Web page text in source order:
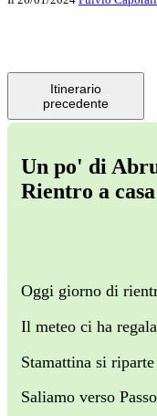
Itinerario
precedente
Un po' di
Rientro a
Oggi giorno di
Il meteo ci ha
Stamattina si
Saliamo verso